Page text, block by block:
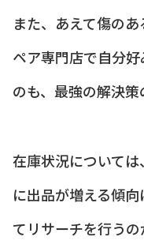
また、あえて傷の
ペア専門店で自分
のも、最強の解決策
在庫状況について
に出品が増える傾
てリサーチを行うの